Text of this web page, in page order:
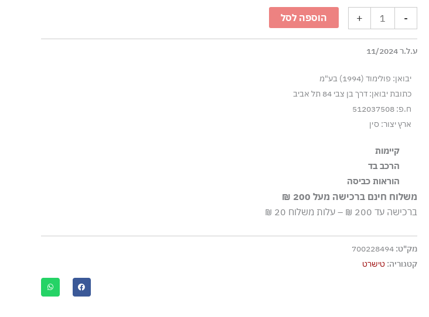
-
קצרה
עם
לוגו
מאויר
כחול
בהיר
+ הוספה לסל
ע.ל.ר 11/2024
יבואן: פולימוד (1994) בע"מ
כתובת יבואן: דרך בן צבי 84 תל אביב
ח.פ: 512037508
ארץ יצור: סין
קיימות
ובמערכות אקולוגיות בריאות.
הרכב בד
100% כותנה, ריב: 94% כותנה 6% אלסטן-ספנדקס
הוראות כביסה
כביסה עדינה במכונה עד ‎30°C
ללא חומרי הלבנה, ללא השריה
גיהוץ בחום נמוך
אסור לנקות בניקוי יבש
אסור לייבש במכונת ייבוש
משלוח חינם ברכישה מעל 200 ₪
ברכישה עד 200 ₪ – עלות משלוח 20 ₪
מק"ט: 700228494
קטגוריה: טישרט